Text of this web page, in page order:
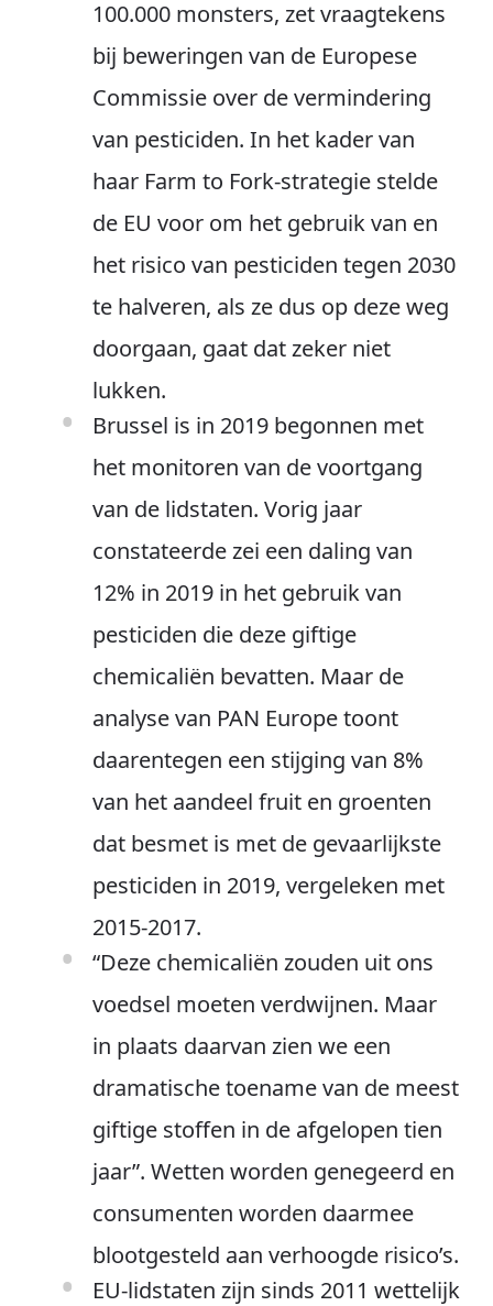
100.000 monsters, zet vraagtekens
bij beweringen van de Europese
Commissie over de vermindering
van pesticiden. In het kader van
haar Farm to Fork-strategie stelde
de EU voor om het gebruik van en
het risico van pesticiden tegen 2030
te halveren, als ze dus op deze weg
doorgaan, gaat dat zeker niet
lukken.
Brussel is in 2019 begonnen met
het monitoren van de voortgang
van de lidstaten. Vorig jaar
constateerde zei een daling van
12% in 2019 in het gebruik van
pesticiden die deze giftige
chemicaliën bevatten. Maar de
analyse van PAN Europe toont
daarentegen een stijging van 8%
van het aandeel fruit en groenten
dat besmet is met de gevaarlijkste
pesticiden in 2019, vergeleken met
2015-2017.
“Deze chemicaliën zouden uit ons
voedsel moeten verdwijnen. Maar
in plaats daarvan zien we een
dramatische toename van de meest
giftige stoffen in de afgelopen tien
jaar”. Wetten worden genegeerd en
consumenten worden daarmee
blootgesteld aan verhoogde risico’s.
EU-lidstaten zijn sinds 2011 wettelijk